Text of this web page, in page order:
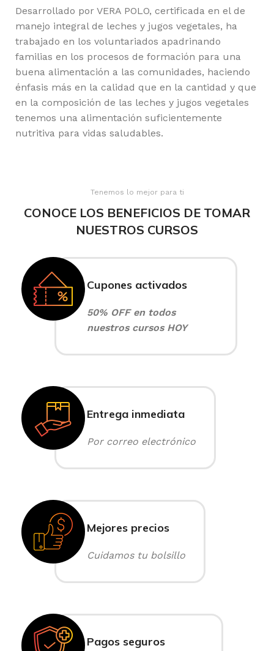
Desarrollado por VERA POLO, certificada en el de
manejo integral de leches y jugos vegetales, ha
trabajado en los voluntariados apadrinando
familias en los procesos de formación para una
buena alimentación a las comunidades, haciendo
énfasis más en la calidad que en la cantidad y que
en la composición de las leches y jugos vegetales
tenemos una alimentación suficientemente
nutritiva para vidas saludables.
Tenemos lo mejor para ti
CONOCE LOS BENEFICIOS DE TOMAR
NUESTROS CURSOS
Cupones activados
50% OFF en todos
nuestros cursos HOY
Entrega inmediata
Por correo electrónico
Mejores precios
Cuidamos tu bolsillo
Pagos seguros